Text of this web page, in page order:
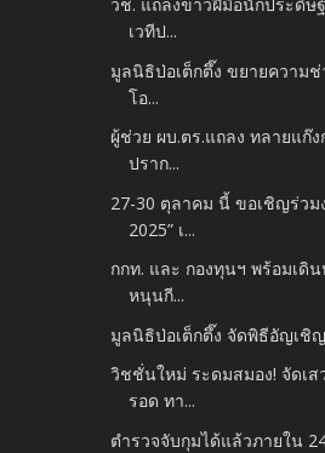
เวทีป...
มูลนิธิป่อเต็กตึ๊ง ขยายความช่
โอ...
ผู้ช่วย ผบ.ตร.แถลง ทลายแก๊
ปราก...
27-30 ตุลาคม นี้ ขอเชิญร่วม
2025” เ...
กกท. และ กองทุนฯ พร้อมเดิ
หนุนกี...
มูลนิธิป่อเต็กตึ๊ง จัดพิธีอัญเชิญ
วิชชั่นใหม่ ระดมสมอง! จัดเส
รอด ทา...
ตำรวจจับกุมได้แล้วภายใน